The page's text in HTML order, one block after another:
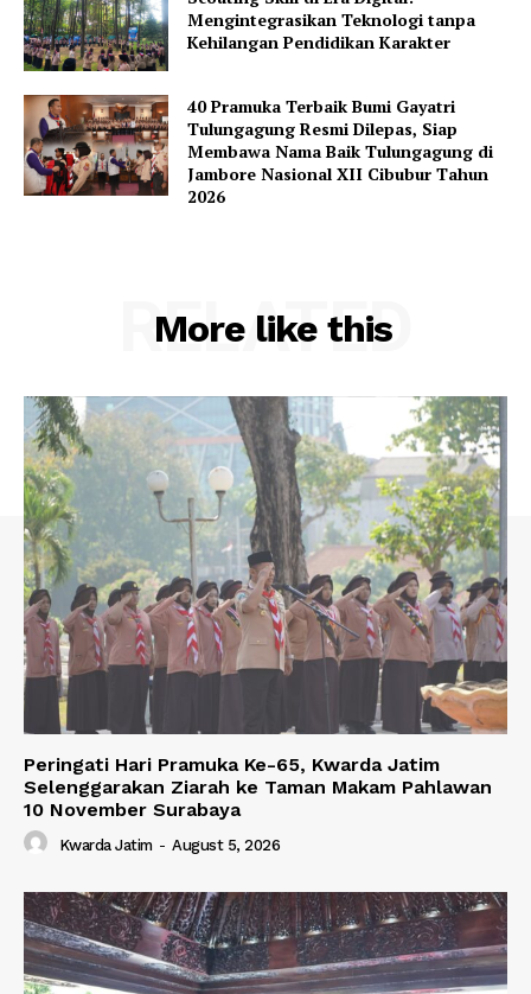
Mengintegrasikan Teknologi tanpa
Kehilangan Pendidikan Karakter
40 Pramuka Terbaik Bumi Gayatri
Tulungagung Resmi Dilepas, Siap
Membawa Nama Baik Tulungagung di
Jambore Nasional XII Cibubur Tahun
2026
More like this
RELATED
Peringati Hari Pramuka Ke-65, Kwarda Jatim
Selenggarakan Ziarah ke Taman Makam Pahlawan
10 November Surabaya
Kwarda Jatim - August 5, 2026